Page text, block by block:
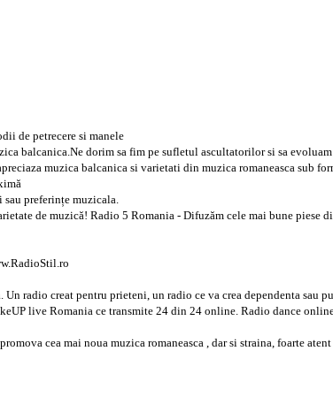
de petrecere si manele
balcanica.Ne dorim sa fim pe sufletul ascultatorilor si sa
muzica balcanica si varietati din muzica romaneasca sub
preferințe muzicala.
de muzică! Radio 5 Romania - Difuzăm cele mai bune piese
radio creat pentru prieteni, un radio ce va crea dependenta sau
live Romania ce transmite 24 din 24 online. Radio dance
cea mai noua muzica romaneasca , dar si straina, foarte